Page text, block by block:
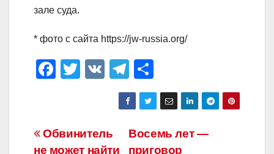
зале суда.
* фото с сайта https://jw-russia.org/
F
e
b
T
er
V
T
el
e
gr
a
тп
р
а
в
НавигацияВосемь лет —
приговор
Обвинитель
не может найти